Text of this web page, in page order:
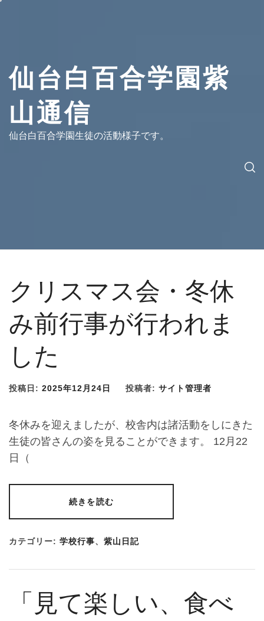
へ仙台白百合学園紫
山通信
仙台白百合学園生徒の活動様子です。
クリスマス会・冬休
み前行事が行われま
した
投稿日: 2025年12月24日 投稿者: サイト管理者
冬休みを迎えましたが、校舎内は諸活動をしにきた
生徒の皆さんの姿を見ることができます。 12月22
日（
続きを読む
カテゴリー: 学校行事、 紫山日記
「見て楽しい、食べ